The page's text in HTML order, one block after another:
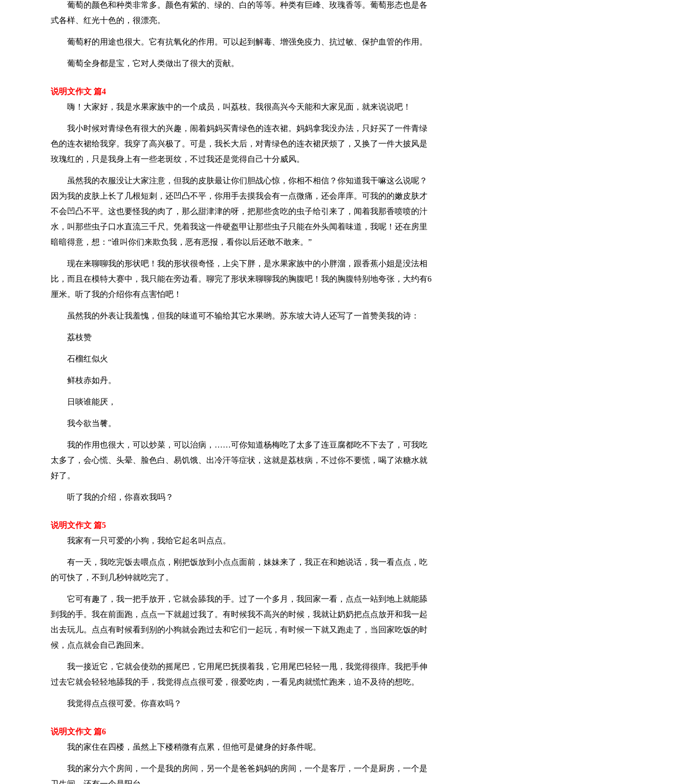
葡萄的颜色和种类非常多。颜色有紫的、绿的、白的等等。种类有巨峰、玫瑰香等。葡萄形态也是各
式各样、红光十色的，很漂亮。
葡萄籽的用途也很大。它有抗氧化的作用。可以起到解毒、增强免疫力、抗过敏、保护血管的作用。
葡萄全身都是宝，它对人类做出了很大的贡献。
说明文作文 篇4
嗨！大家好，我是水果家族中的一个成员，叫荔枝。我很高兴今天能和大家见面，就来说说吧！
我小时候对青绿色有很大的兴趣，闹着妈妈买青绿色的连衣裙。妈妈拿我没办法，只好买了一件青绿
色的连衣裙给我穿。我穿了高兴极了。可是，我长大后，对青绿色的连衣裙厌烦了，又换了一件大披风是
玫瑰红的，只是我身上有一些老斑纹，不过我还是觉得自己十分威风。
虽然我的衣服没让大家注意，但我的皮肤最让你们胆战心惊，你相不相信？你知道我干嘛这么说呢？
因为我的皮肤上长了几根短刺，还凹凸不平，你用手去摸我会有一点微痛，还会庠庠。可我的的嫩皮肤才
不会凹凸不平。这也要怪我的肉了，那么甜津津的呀，把那些贪吃的虫子给引来了，闻着我那香喷喷的汁
水，叫那些虫子口水直流三千尺。凭着我这一件硬盔甲让那些虫子只能在外头闻着味道，我呢！还在房里
暗暗得意，想：“谁叫你们来欺负我，恶有恶报，看你以后还敢不敢来。”
现在来聊聊我的形状吧！我的形状很奇怪，上尖下胖，是水果家族中的小胖溜，跟香蕉小姐是没法相
比，而且在模特大赛中，我只能在旁边看。聊完了形状来聊聊我的胸腹吧！我的胸腹特别地夸张，大约有6
厘米。听了我的介绍你有点害怕吧！
虽然我的外表让我羞愧，但我的味道可不输给其它水果哟。苏东坡大诗人还写了一首赞美我的诗：
荔枝赞
石榴红似火
鲜枝赤如丹。
日啖谁能厌，
我今欲当餮。
我的作用也很大，可以炒菜，可以治病，……可你知道杨梅吃了太多了连豆腐都吃不下去了，可我吃
太多了，会心慌、头晕、脸色白、易饥饿、出冷汗等症状，这就是荔枝病，不过你不要慌，喝了浓糖水就
好了。
听了我的介绍，你喜欢我吗？
说明文作文 篇5
我家有一只可爱的小狗，我给它起名叫点点。
有一天，我吃完饭去喂点点，刚把饭放到小点点面前，妹妹来了，我正在和她说话，我一看点点，吃
的可快了，不到几秒钟就吃完了。
它可有趣了，我一把手放开，它就会舔我的手。过了一个多月，我回家一看，点点一站到地上就能舔
到我的手。我在前面跑，点点一下就超过我了。有时候我不高兴的时候，我就让奶奶把点点放开和我一起
出去玩儿。点点有时候看到别的小狗就会跑过去和它们一起玩，有时候一下就又跑走了，当回家吃饭的时
候，点点就会自己跑回来。
我一接近它，它就会使劲的摇尾巴，它用尾巴抚摸着我，它用尾巴轻轻一甩，我觉得很痒。我把手伸
过去它就会轻轻地舔我的手，我觉得点点很可爱，很爱吃肉，一看见肉就慌忙跑来，迫不及待的想吃。
我觉得点点很可爱。你喜欢吗？
说明文作文 篇6
我的家住在四楼，虽然上下楼稍微有点累，但他可是健身的好条件呢。
我的家分六个房间，一个是我的房间，另一个是爸爸妈妈的房间，一个是客厅，一个是厨房，一个是